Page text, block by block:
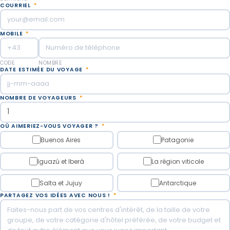
Comprend l'entrée au parc national d'Iguazu.
A l'heure prévue, nous viendrons vous chercher pour
vous emmener à l'aéroport d'Iguazu (service privé -
chauffeur uniquement).
Repas inclus : Petit-déjeuner.
COURRIEL *
MOBILE *
CODE
NOMBRE
DATE ESTIMÉE DU VOYAGE *
NOMBRE DE VOYAGEURS *
OÙ AIMERIEZ-VOUS VOYAGER ? *
Buenos Aires Patagonie
Iguazú et Iberá La région viticole
Salta et Jujuy Antarctique
PARTAGEZ VOS IDÉES AVEC NOUS ! *